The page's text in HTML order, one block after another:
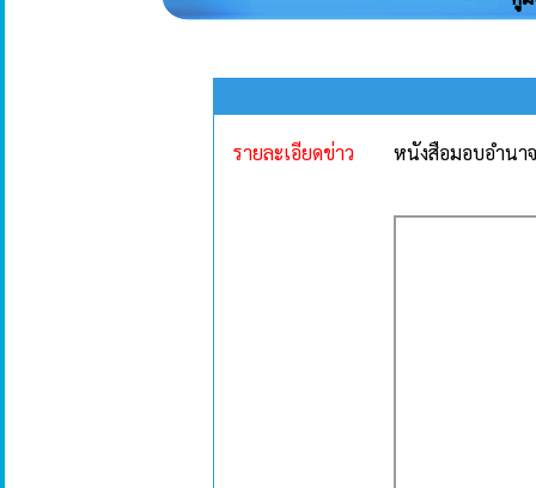
รายละเอียดข่าว หนังสือมอบอำนาจ